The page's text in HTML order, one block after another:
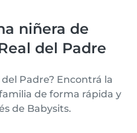
niñera de
del Padre
Padre? Encontrá la
de forma rápida y
de Babysits.